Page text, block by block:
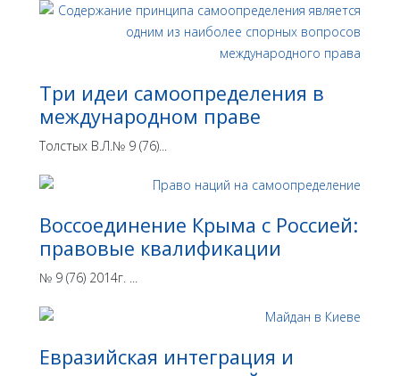
Три идеи самоопределения в
международном праве
Толстых В.Л.№ 9 (76)...
Воссоединение Крыма с Россией:
правовые квалификации
№ 9 (76) 2014г. ...
Евразийская интеграция и